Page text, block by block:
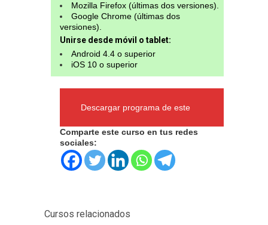
Mozilla Firefox (últimas dos versiones).
Google Chrome (últimas dos
versiones).
Unirse desde móvil o tablet:
Android 4.4 o superior
iOS 10 o superior
Descargar programa de este
curso
Comparte este curso en tus redes
sociales:
Cursos relacionados